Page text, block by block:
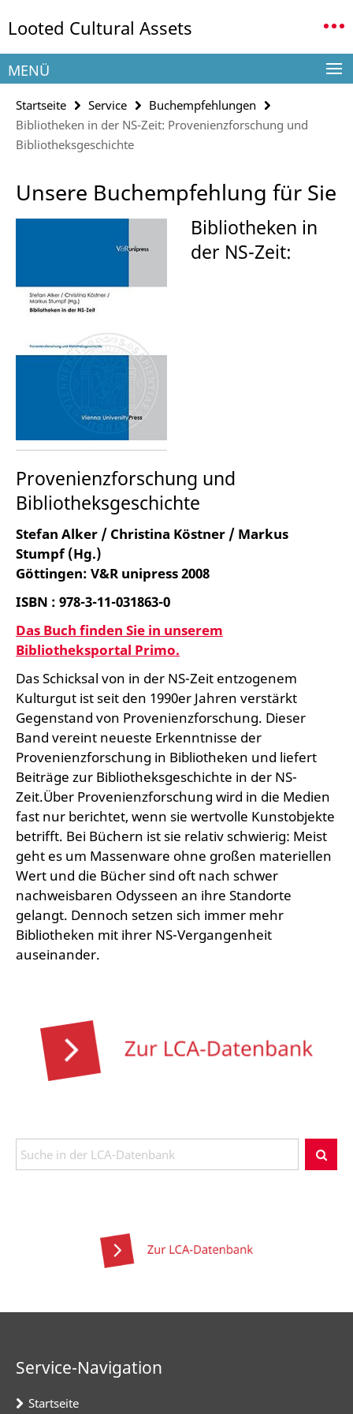
direkt
Inhalt
Looted Cultural Assets
Service-
Navigation
MENÜ
Startseite Service
Buchempfehlungen
Bibliotheken in der NS-Zeit: Provenienzforschung und
Bibliotheksgeschichte
Unsere Buchempfehlung für Sie
Bibliotheken in
der NS-Zeit:
Provenienzforschung und
Bibliotheksgeschichte
Stefan Alker / Christina Köstner / Markus
Stumpf (Hg.)
Göttingen: V&R unipress 2008
ISBN : 978-3-11-031863-0
Das Buch finden Sie in unserem
Bibliotheksportal Primo.
Das Schicksal von in der NS-Zeit entzogenem
Kulturgut ist seit den 1990er Jahren verstärkt
Gegenstand von Provenienzforschung. Dieser
Band vereint neueste Erkenntnisse der
Provenienzforschung in Bibliotheken und liefert
Beiträge zur Bibliotheksgeschichte in der NS-
Zeit.Über Provenienzforschung wird in die Medien
fast nur berichtet, wenn sie wertvolle Kunstobjekte
betrifft. Bei Büchern ist sie relativ schwierig: Meist
geht es um Massenware ohne großen materiellen
Wert und die Bücher sind oft nach schwer
nachweisbaren Odysseen an ihre Standorte
gelangt. Dennoch setzen sich immer mehr
Bibliotheken mit ihrer NS-Vergangenheit
auseinander.
Service-Navigation
Startseite